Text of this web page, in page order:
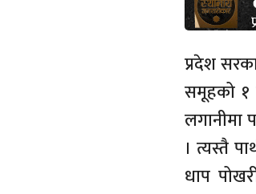
प्रदेश
समूहको १
लगानीमा
। त्यस्तै
धाप